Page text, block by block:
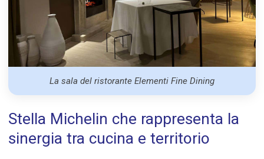
La sala del ristorante Elementi Fine Dining
Stella Michelin che rappresenta la
sinergia tra cucina e territorio